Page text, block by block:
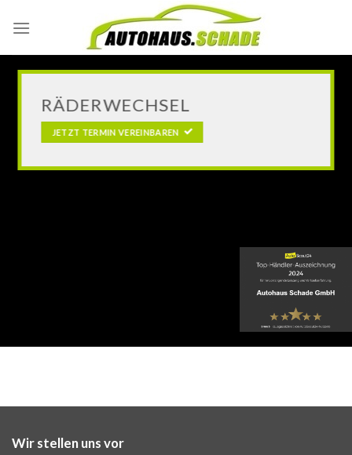
RÄDERWECHSEL
JETZT TERMIN VEREINBAREN
Wir stellen uns vor